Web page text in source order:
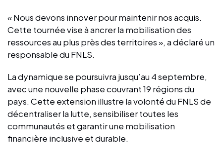
« Nous devons innover pour maintenir nos acquis.
Cette tournée vise à ancrer la mobilisation des
ressources au plus près des territoires », a déclaré un
responsable du FNLS.
La dynamique se poursuivra jusqu’au 4 septembre,
avec une nouvelle phase couvrant 19 régions du
pays. Cette extension illustre la volonté du FNLS de
décentraliser la lutte, sensibiliser toutes les
communautés et garantir une mobilisation
financière inclusive et durable.